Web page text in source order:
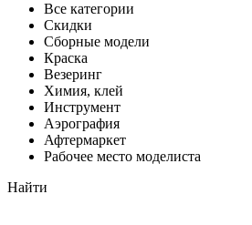
Все категории
Скидки
Сборные модели
Краска
Везеринг
Химия, клей
Инструмент
Аэрография
Афтермаркет
Рабочее место моделиста
Найти